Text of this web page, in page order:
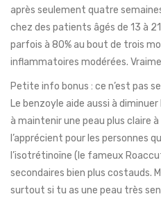
après seulement quatre
chez des patients âgés de 13 à
parfois à 80% au bout de trois
inflammatoires modérées.
Petite info bonus : ce n’est pas
Le benzoyle aide aussi à
à maintenir une peau plus claire
l’apprécient pour les personnes
l’isotrétinoïne (le fameux
secondaires bien plus costauds.
surtout si tu as une peau très